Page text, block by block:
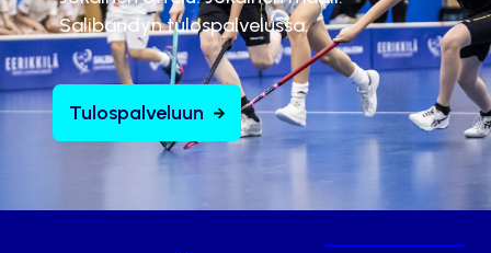
Salibandyn tulospalvelussa.
Tulospalveluun